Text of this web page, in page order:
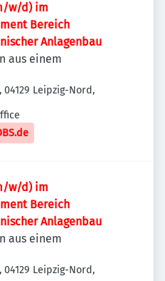
w/d) im
Bereich
Anlagenbau
aus einem
Leipzig-Nord,
w/d) im
Bereich
Anlagenbau
aus einem
Leipzig-Nord,